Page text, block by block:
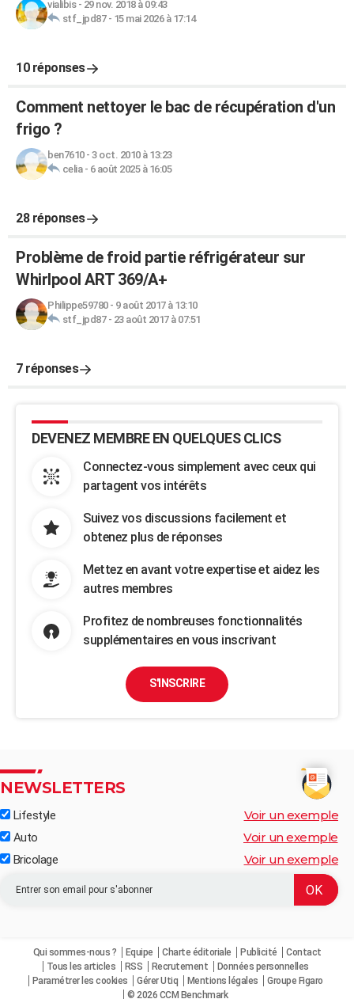
vialibis- 29 nov. 2018 à 09:43
stf_jpd87- 15 mai 2026 à 17:14
10 réponses
Comment nettoyer le bac de récupération d'un
frigo ?
ben7610- 3 oct. 2010 à 13:23
celia- 6 août 2025 à 16:05
28 réponses
Problème de froid partie réfrigérateur sur
Whirlpool ART 369/A+
Philippe59780- 9 août 2017 à 13:10
stf_jpd87- 23 août 2017 à 07:51
7 réponses
DEVENEZ MEMBRE EN QUELQUES CLICS
Connectez-vous simplement avec ceux qui
partagent vos intérêts
Suivez vos discussions facilement et
obtenez plus de réponses
Mettez en avant votre expertise et aidez les
autres membres
Profitez de nombreuses fonctionnalités
supplémentaires en vous inscrivant
S'INSCRIRE
NEWSLETTERS
Lifestyle Voir un exemple
Auto Voir un exemple
Bricolage Voir un exemple
Qui sommes-nous ? Equipe Charte éditoriale Publicité
Contact
Tous les articles
RSS Recrutement
Données personnelles
Paramétrer les cookies
Gérer Utiq Mentions légales
Groupe Figaro
© 2026 CCM Benchmark